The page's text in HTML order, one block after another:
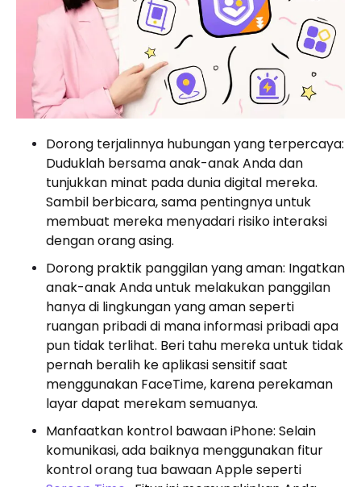
Dorong terjalinnya hubungan yang terpercaya:
Duduklah bersama anak-anak Anda dan
tunjukkan minat pada dunia digital mereka.
Sambil berbicara, sama pentingnya untuk
membuat mereka menyadari risiko interaksi
dengan orang asing.
Dorong praktik panggilan yang aman: Ingatkan
anak-anak Anda untuk melakukan panggilan
hanya di lingkungan yang aman seperti
ruangan pribadi di mana informasi pribadi apa
pun tidak terlihat. Beri tahu mereka untuk tidak
pernah beralih ke aplikasi sensitif saat
menggunakan FaceTime, karena perekaman
layar dapat merekam semuanya.
Manfaatkan kontrol bawaan iPhone: Selain
komunikasi, ada baiknya menggunakan fitur
kontrol orang tua bawaan Apple seperti